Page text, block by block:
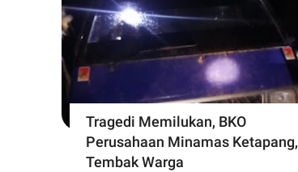
Tragedi Memilukan, BKO
Perusahaan Minamas Ketapang,
Tembak Warga